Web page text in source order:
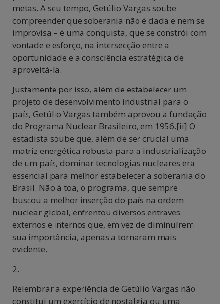
metas. A seu tempo, Getúlio Vargas soube
compreender que soberania não é dada e nem se
improvisa – é uma conquista, que se constrói com
vontade e esforço, na intersecção entre a
oportunidade e a consciência estratégica de
aproveitá-la.
Justamente por isso, além de estabelecer um
projeto de desenvolvimento industrial para o
país, Getúlio Vargas também aprovou a fundação
do Programa Nuclear Brasileiro, em 1956.[ii] O
estadista soube que, além de ser crucial uma
matriz energética robusta para a industrialização
de um país, dominar tecnologias nucleares era
essencial para melhor estabelecer a soberania do
Brasil. Não à toa, o programa, que sempre
buscou a melhor inserção do país na ordem
nuclear global, enfrentou diversos entraves
externos e internos que, em vez de diminuírem
sua importância, apenas a tornaram mais
evidente.
2.
Relembrar a experiência de Getúlio Vargas não
constitui um exercício de nostalgia ou uma